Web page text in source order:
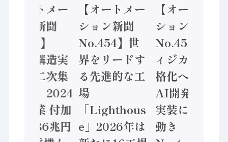
【オートメー
ション新聞
No.455】
「経済構造実
態調査二次集
計結果」2024
年製造業 付加
価値額86兆円
【オートメー
ション新聞
No.454】世
界をリードす
る先進的な工
場
「Lighthous
e」2026年は
【オートメー
ション新聞
No.453】フ
ィジカルAI本
格化へ 国産
AI開発や社会
実装に活発な
動き